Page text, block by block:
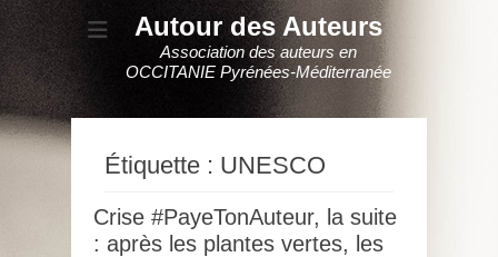
Autour des Auteurs
Association des auteurs en
OCCITANIE Pyrénées-Méditerranée
Étiquette : UNESCO
Crise #PayeTonAuteur, la suite
: après les plantes vertes, les